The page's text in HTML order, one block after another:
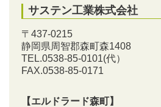
サステン工業株式会社
〒437-0215
静岡県周智郡森町森1408
TEL.0538-85-0101(代）
FAX.0538-85-0171
【エルドラード森町】